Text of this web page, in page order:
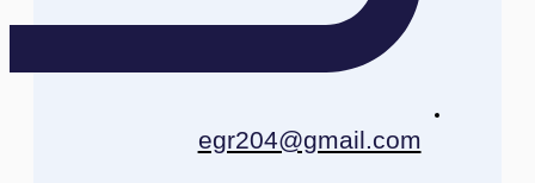
egr204@gmail.com